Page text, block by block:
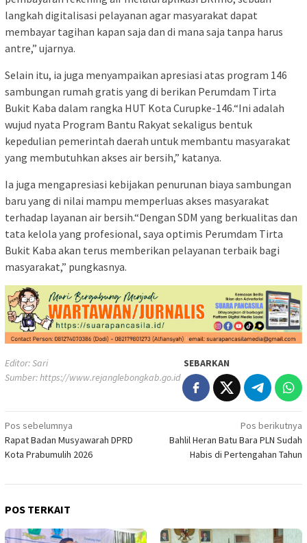
langkah digitalisasi pelayanan agar masyarakat dapat
membayar tagihan kapan saja dan di mana saja tanpa harus
antre,” ujarnya.
Selain itu, ia juga menyampaikan apresiasi atas program 146
sambungan rumah gratis yang di berikan Perumdam Tirta
Bukit Kaba dalam rangka HUT Kota Curupke-146.“Ini adalah
wujud nyata Program Bantu Rakyat sekaligus bentuk
kepedulian pemerintah daerah untuk membantu masyarakat
yang membutuhkan akses air bersih,” katanya.
Ia juga mengapresiasi kebijakan penurunan biaya sambungan
baru yang di nilai mampu memperluas akses masyarakat
terhadap layanan air bersih.“Dengan SDM yang berkualitas dan
tata kelola yang profesional, saya optimis Perumdam Tirta
Bukit Kaba akan terus memberikan pelayanan terbaik bagi
masyarakat,” pungkasnya.
Editor: Sari
Sumber:https://www.rejanglebongkab.go.id
SEBARKAN
Navigasi
pos
Pos sebelumnya
Rapat Badan Musyawarah DPRD
Kota Prabumulih 2026
Pos berikutnya
Bahlil Heran Batu Bara PLN Sudah
Habis di Pertengahan Tahun
POS TERKAIT